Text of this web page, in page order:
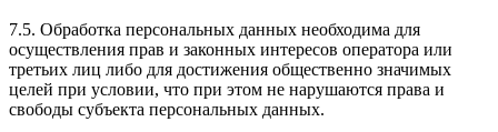
7.5. Обработка персональных данных необходима для
осуществления прав и законных интересов оператора или
третьих лиц либо для достижения общественно значимых
целей при условии, что при этом не нарушаются права и
свободы субъекта персональных данных.